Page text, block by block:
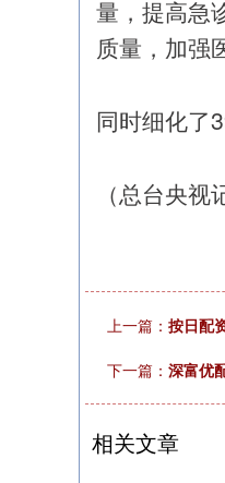
量，提高急
质量，加强
同时细化了
（总台央视
上一篇： 按日配
下一篇： 深富优
相关文章